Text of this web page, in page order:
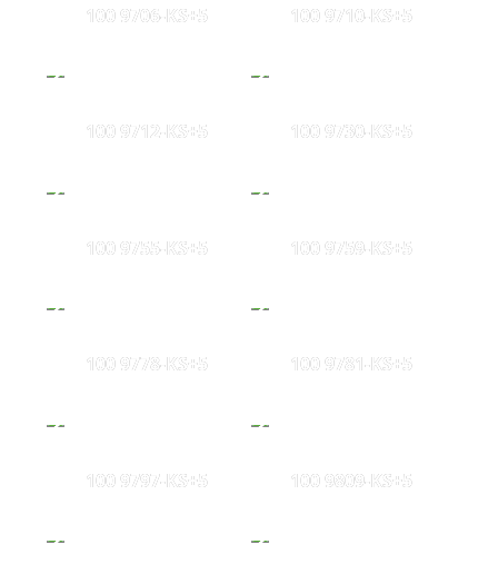
100 9706-KS+5 100 9710-KS+5
100 9712-KS+5 100 9730-KS+5
100 9755-KS+5 100 9759-KS+5
100 9778-KS+5 100 9781-KS+5
100 9797-KS+5 100 9809-KS+5